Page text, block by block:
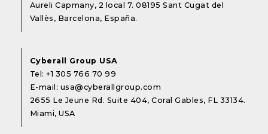
Aureli Capmany, 2 local 7. 08195 Sant Cugat del
Vallès, Barcelona, España.
Cyberall Group USA
Tel:+1 305 766 70 99
E-mail: usa@cyberallgroup.com
2655 Le Jeune Rd. Suite 404, Coral Gables, FL 33134.
Miami, USA